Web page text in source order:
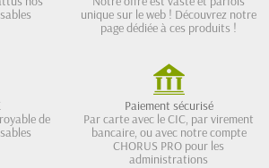
unique sur le web ! Découvrez notre
page dédiée à ces produits !
de
Paiement sécurisé
Par carte avec le CIC, par virement
bancaire, ou avec notre compte
CHORUS PRO pour les
administrations